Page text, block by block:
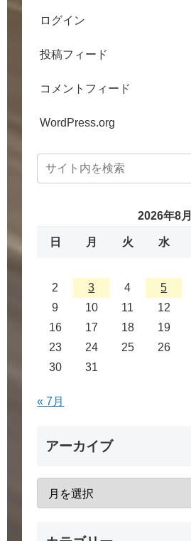
ログイン
投稿フィード
コメントフィード
WordPress.org
2026年8月
日 月 火 水
2
3 4 5
9
10 11 12
16
17 18 19
23
24 25 26
30
31
« 7月
アーカイブ